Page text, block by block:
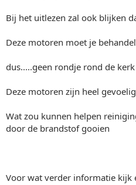
Bij het uitlezen zal ook blijken
Deze motoren moet je
dus.....geen rondje rond de
Deze motoren zijn heel
Wat zou kunnen helpen
door de brandstof gooien
Voor wat verder informatie kijk